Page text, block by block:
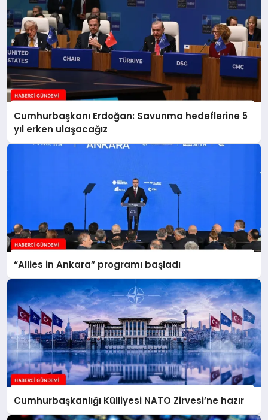
Cumhurbaşkanı Erdoğan: Savunma hedeflerine 5
yıl erken ulaşacağız
“Allies in Ankara” programı başladı
Cumhurbaşkanlığı Külliyesi NATO Zirvesi’ne hazır